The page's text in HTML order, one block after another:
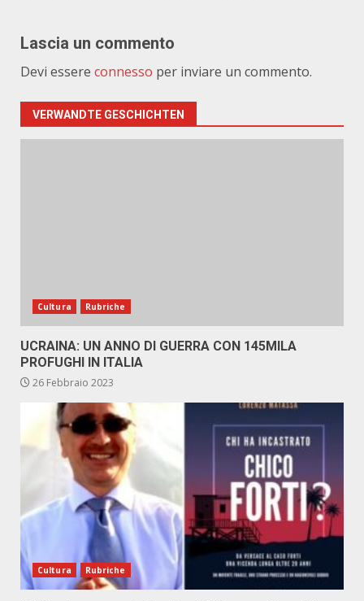
Lascia un commento
Devi essere connesso per inviare un commento.
VERWANDTE GESCHICHTEN
Cultura Rubriche
UCRAINA: UN ANNO DI GUERRA CON 145MILA
PROFUGHI IN ITALIA
26 Febbraio 2023
Cultura Rubriche